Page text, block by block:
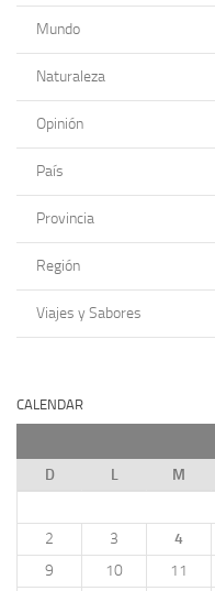
Mundo
Naturaleza
Opinión
País
Provincia
Región
Viajes y Sabores
CALENDAR
D
L M
2
3 4
9
10 11